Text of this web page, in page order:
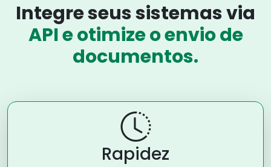
Integre seus sistemas via
API e otimize o envio de
documentos.
Rapidez